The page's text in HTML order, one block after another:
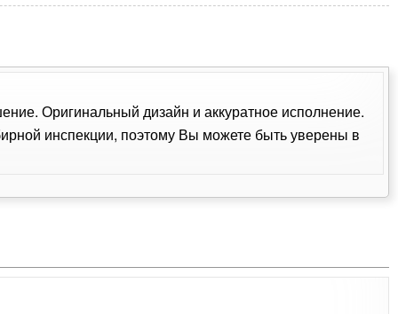
Оригинальный дизайн и аккуратное исполнение.
инспекции, поэтому Вы можете быть уверены в